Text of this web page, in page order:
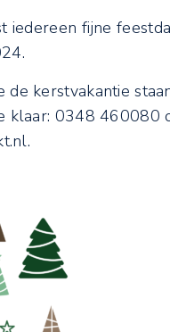
iedereen fijne
de kerstvakantie
klaar: 0348 460080